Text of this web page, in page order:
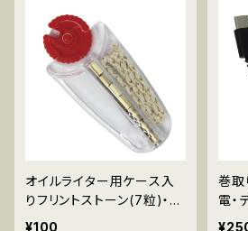
オイルライター用ケース入
りフリントストーン(7粒)・交
換用ウィック(1本) YXT-00
¥100
巻
電・
-AC-